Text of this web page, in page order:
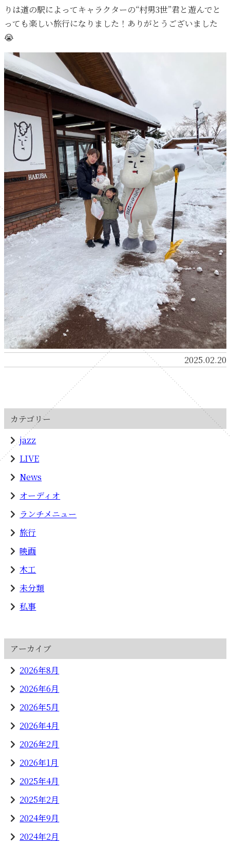
りは道の駅によってキャラクターの“村男3世”君と遊んでと
っても楽しい旅行になりました！ありがとうございました
😭
2025.02.20
カテゴリー
jazz
LIVE
News
オーディオ
ランチメニュー
旅行
映画
木工
未分類
私事
アーカイブ
2026年8月
2026年6月
2026年5月
2026年4月
2026年2月
2026年1月
2025年4月
2025年2月
2024年9月
2024年2月